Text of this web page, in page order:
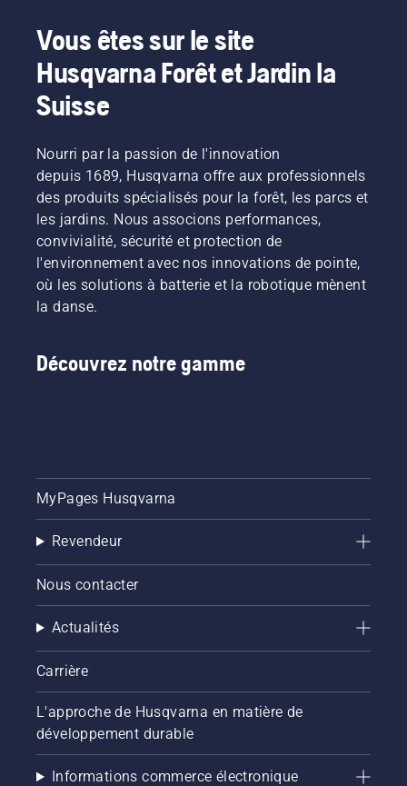
Vous êtes sur le site
Husqvarna Forêt et Jardin la
Suisse
Nourri par la passion de l'innovation
depuis 1689, Husqvarna offre aux professionnels
des produits spécialisés pour la forêt, les parcs et
les jardins. Nous associons performances,
convivialité, sécurité et protection de
l'environnement avec nos innovations de pointe,
où les solutions à batterie et la robotique mènent
la danse.
Découvrez notre gamme
MyPages Husqvarna
Revendeur
Nous contacter
Actualités
Carrière
L'approche de Husqvarna en matière de
développement durable
Informations commerce électronique